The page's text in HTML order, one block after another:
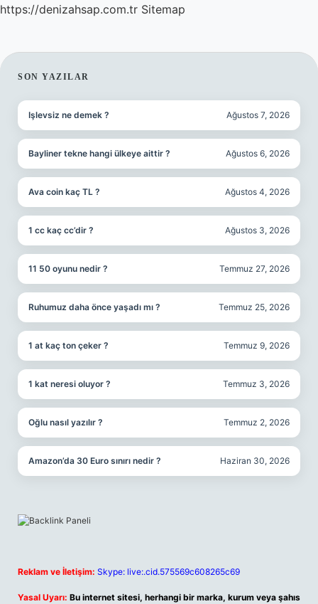
https://denizahsap.com.tr Sitemap
SIDEBAR
SON YAZILAR
Işlevsiz ne demek ? Ağustos 7, 2026
Bayliner tekne hangi ülkeye aittir ? Ağustos 6, 2026
Ava coin kaç TL ? Ağustos 4, 2026
1 cc kaç cc’dir ? Ağustos 3, 2026
11 50 oyunu nedir ? Temmuz 27, 2026
Ruhumuz daha önce yaşadı mı ? Temmuz 25, 2026
1 at kaç ton çeker ? Temmuz 9, 2026
1 kat neresi oluyor ? Temmuz 3, 2026
Oğlu nasıl yazılır ? Temmuz 2, 2026
Amazon’da 30 Euro sınırı nedir ? Haziran 30, 2026
Reklam ve İletişim: Skype: live:.cid.575569c608265c69
Yasal Uyarı: Bu internet sitesi, herhangi bir marka, kurum veya şahıs